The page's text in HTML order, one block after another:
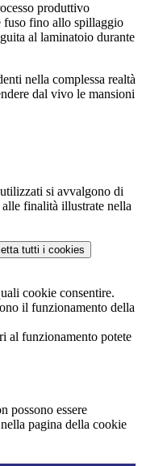
produttivo
fuso fino allo spillaggio
al laminatoio durante
nella complessa realtà
dal vivo le mansioni
si avvalgono di
finalità illustrate nella
tutti i cookies
cookie consentire.
il funzionamento della
al funzionamento potete
possono essere
pagina della cookie